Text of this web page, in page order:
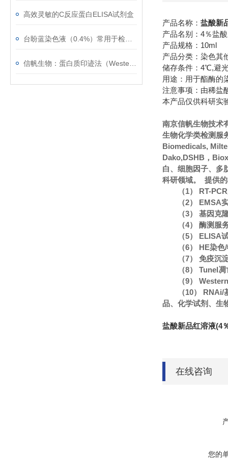
高效灵敏的C反应蛋白ELISA试剂盒
产品名称： 盐酸新
产品名别：4％盐
产品规格：10ml
产品分类：染色其
储存条件：4℃,避
用途：用于酯酶的
注意事项：由稀盐
本产品仅供科研实
南京信帆生物技术
生物化学类检测服
Biomedicals,
Dako,DSHB，
白、细胞因子、多
科研领域。 提供
（1） RT-
（2） EMSA
（3） 基因克
（4） 酶测服
（5） ELISA
（6） HE染
（7） 免疫沉
（8） Tunel
（9）
（10）
品、化学试剂、生
盐酸新品红溶液(4
在线咨询
您的